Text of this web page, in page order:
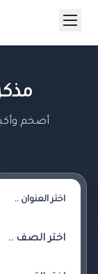
أضخم